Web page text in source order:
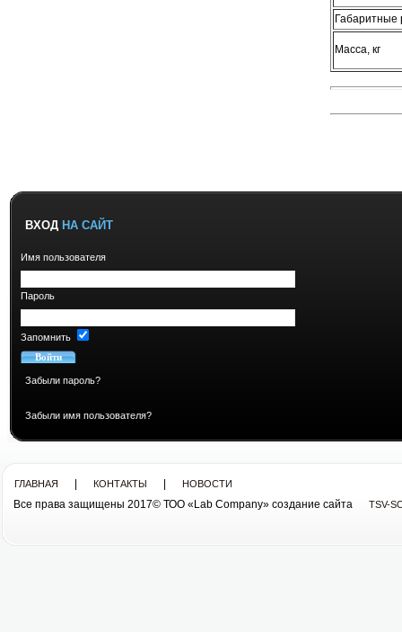
Масса, кг
ВХОД НА САЙТ
Имя пользователя
Пароль
Запомнить
Забыли пароль?
Забыли имя пользователя?
ГЛАВНАЯ КОНТАКТЫ НОВОСТИ
Все права защищены 2017© ТОО «Lab Company» cоздание сайта TSV-